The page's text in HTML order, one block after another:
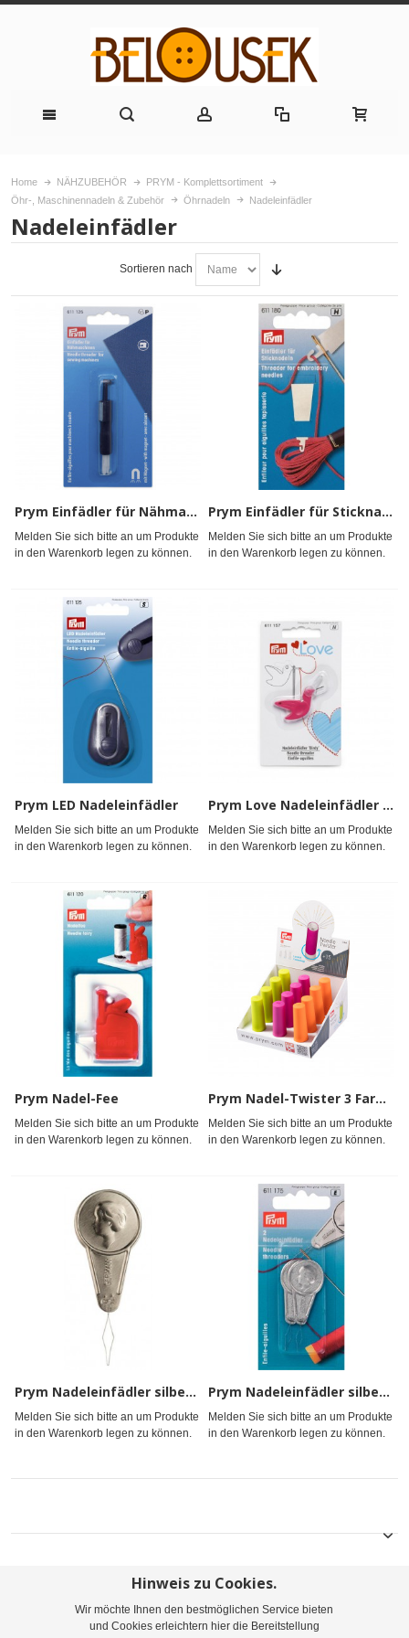
Home NÄHZUBEHÖR
PRYM - Komplettsortiment
Öhr-, Maschinennadeln & Zubehör
Öhrnadeln Nadeleinfädler
Nadeleinfädler
Sortieren nach
Prym Einfädler für Nähmaschine + Magnet
Melden Sie sich bitte an um Produkte
in den Warenkorb legen zu können.
Prym Einfädler für Sticknadeln
Melden Sie sich bitte an um Produkte
in den Warenkorb legen zu können.
Prym LED Nadeleinfädler
Melden Sie sich bitte an um Produkte
in den Warenkorb legen zu können.
Prym Love Nadeleinfädler Birdy
Melden Sie sich bitte an um Produkte
in den Warenkorb legen zu können.
Prym Nadel-Fee
Melden Sie sich bitte an um Produkte
in den Warenkorb legen zu können.
Prym Nadel-Twister 3 Farben gefüllt sortiert im Display
Melden Sie sich bitte an um Produkte
in den Warenkorb legen zu können.
Prym Nadeleinfädler silberfarbig
Melden Sie sich bitte an um Produkte
in den Warenkorb legen zu können.
Prym Nadeleinfädler silberfarbig
Melden Sie sich bitte an um Produkte
in den Warenkorb legen zu können.
Sitemap Suchbegriffe Erweiterte Suche
Hinweis zu Cookies.
Wir möchte Ihnen den bestmöglichen Service bieten
und Cookies erleichtern hier die Bereitstellung